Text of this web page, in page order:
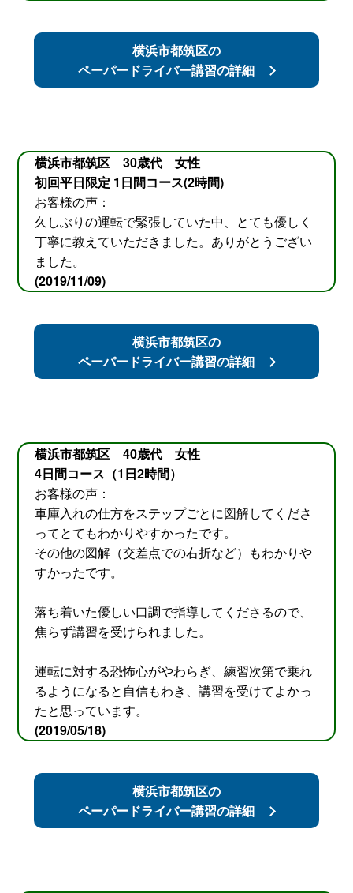
横浜市都筑区の
ペーパードライバー講習の詳細
横浜市都筑区 30歳代 女性
初回平日限定 1日間コース(2時間)
お客様の声：
久しぶりの運転で緊張していた中、とても優しく
丁寧に教えていただきました。ありがとうござい
ました。
(2019/11/09)
横浜市都筑区の
ペーパードライバー講習の詳細
横浜市都筑区 40歳代 女性
4日間コース（1日2時間）
お客様の声：
車庫入れの仕方をステップごとに図解してくださ
ってとてもわかりやすかったです。
その他の図解（交差点での右折など）もわかりや
すかったです。
落ち着いた優しい口調で指導してくださるので、
焦らず講習を受けられました。
運転に対する恐怖心がやわらぎ、練習次第で乗れ
るようになると自信もわき、講習を受けてよかっ
たと思っています。
(2019/05/18)
横浜市都筑区の
ペーパードライバー講習の詳細